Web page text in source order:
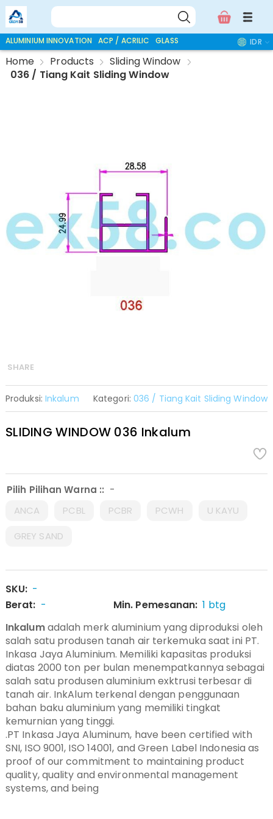
ALUMINIUM INNOVATION ACP / ACRILIC GLASS ACCESSORIES IDR
Home Products
Sliding Window
036 / Tiang Kait Sliding Window
SHARE
Produksi: Inkalum Kategori: 036 / Tiang Kait Sliding Window
SLIDING WINDOW 036 Inkalum
Pilih Pilihan Warna :: -
ANCA PCBL PCBR PCWH
U KAYU
GREY SAND
SKU: -
Berat: - Min. Pemesanan: 1 btg
Inkalumadalah merk aluminium yang diproduksi oleh
salah satu produsen tanah air terkemuka saat ini PT.
Inkasa Jaya Aluminium. Memiliki kapasitas produksi
diatas 2000 ton per bulan menempatkannya sebagai
salah satu produsen aluminium exktrusi terbesar di
tanah air. InkAlum terkenal dengan penggunaan
bahan baku aluminium yang memiliki tingkat
kemurnian yang tinggi.
.PT Inkasa Jaya Aluminum, have been certified with
SNI, ISO 9001, ISO 14001, and Green Label Indonesia as
proof of our commitment to maintaining product
quality, quality and environmental management
systems, and being